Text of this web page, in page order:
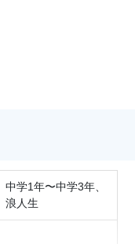
学1年〜中学3年、
浪人生